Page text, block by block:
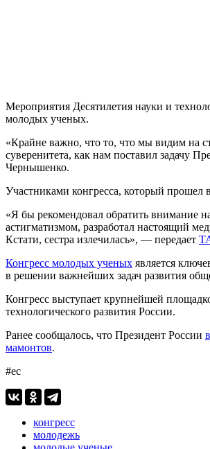
Мероприятия Десятилетия науки и
молодых ученых.
«Крайне важно, что то, что мы видим на
суверенитета, как нам поставил задачу
Чернышенко.
Участниками конгресса, который прошел
«Я бы рекомендовал обратить внимание
астигматизмом, разработал настоящий
Кстати, сестра излечилась», — передает
Конгресс молодых ученых является
в решении важнейших задач развития
Конгресс выступает крупнейшей
технологического развития России.
Ранее сообщалось, что Президент России
мамонтов.
#ес
конгресс
молодежь